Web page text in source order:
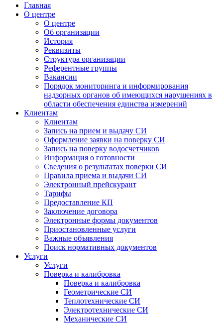
Главная
О центре
О центре
Об организации
История
Реквизиты
Структура организации
Референтные группы
Вакансии
Порядок мониторинга и информирования
надзорных органов об имеющихся нарушениях в
области обеспечения единства измерений
Клиентам
Клиентам
Запись на прием и выдачу СИ
Оформление заявки на поверку СИ
Запись на поверку водосчетчиков
Информация о готовности
Сведения о результатах поверки СИ
Правила приема и выдачи СИ
Электронный прейскурант
Тарифы
Предоставление КП
Заключение договора
Электронные формы документов
Приостановленные услуги
Важные объявления
Поиск нормативных документов
Услуги
Услуги
Поверка и калибровка
Поверка и калибровка
Геометрические СИ
Теплотехнические СИ
Электротехнические СИ
Механические СИ